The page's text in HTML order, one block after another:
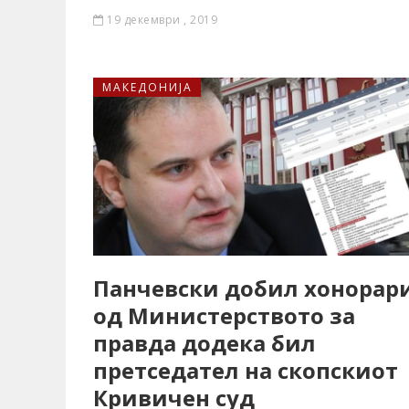
19 декември , 2019
МАКЕДОНИЈА
Панчевски добил
од Министерството за
правда додека бил
претседател на скопскиот
Кривичен суд